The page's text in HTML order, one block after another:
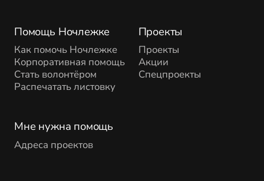
Помощь Ночлежке
Как помочь Ночлежке
Корпоративная помощь
Стать волонтёром
Распечатать листовку
Проекты
Проекты
Акции
Спецпроекты
Мне нужна помощь
Адреса проектов